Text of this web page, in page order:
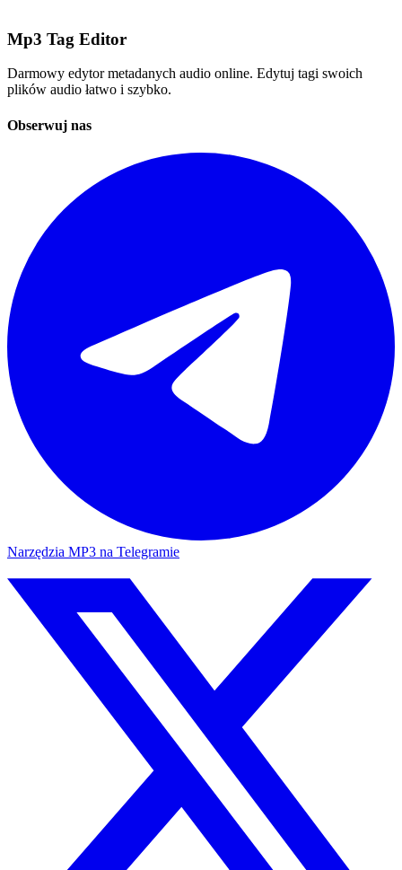
Mp3 Tag Editor
Darmowy edytor metadanych audio online. Edytuj tagi swoich
plików audio łatwo i szybko.
Obserwuj nas
Narzędzia MP3 na Telegramie